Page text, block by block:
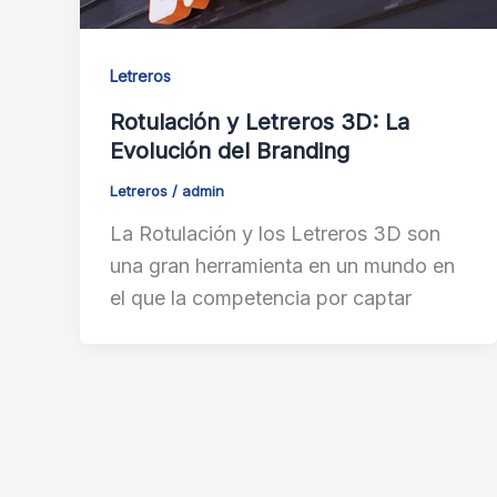
Letreros
Rotulación y Letreros 3D: La
Evolución del Branding
Letreros / admin
La Rotulación y los Letreros 3D son
una gran herramienta en un mundo en
el que la competencia por captar